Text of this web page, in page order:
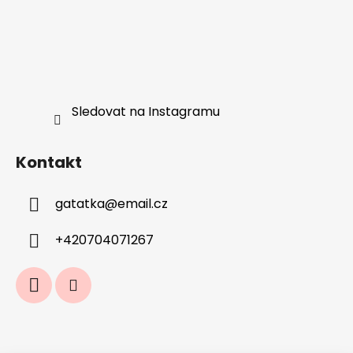
Sledovat na Instagramu
Kontakt
gatatka@email.cz
+420704071267